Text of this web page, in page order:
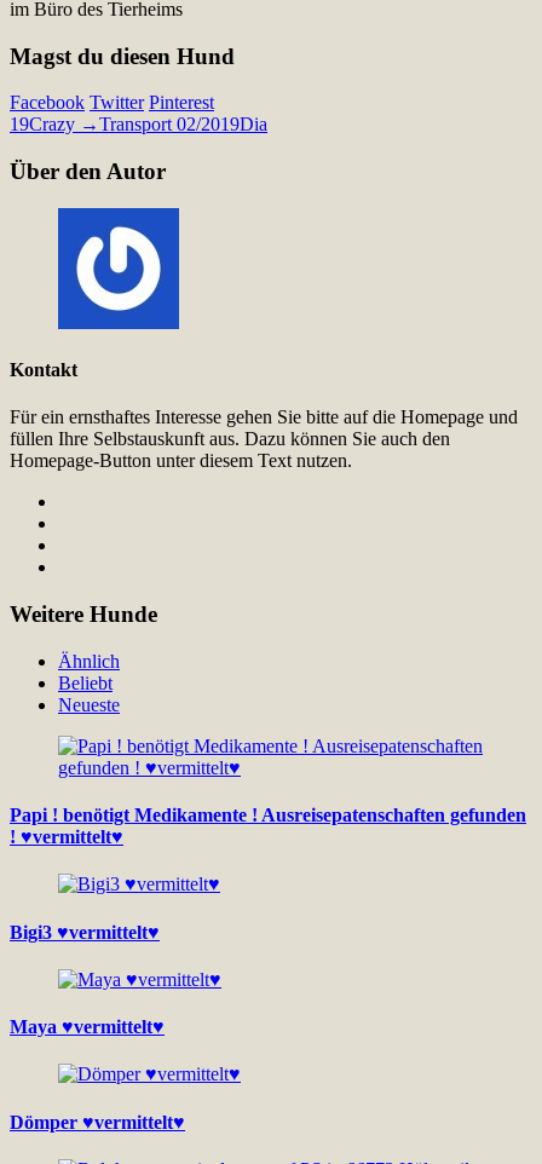
im Büro des Tierheims
Magst du diesen Hund
Facebook Twitter Pinterest
19Crazy →Transport 02/2019Dia
Über den Autor
Kontakt
Für ein ernsthaftes Interesse gehen Sie bitte auf die Homepage und
füllen Ihre Selbstauskunft aus. Dazu können Sie auch den
Homepage-Button unter diesem Text nutzen.
Weitere Hunde
Ähnlich
Beliebt
Neueste
Papi ! benötigt Medikamente ! Ausreisepatenschaften gefunden
! ♥vermittelt♥
Bigi3 ♥vermittelt♥
Maya ♥vermittelt♥
Dömper ♥vermittelt♥